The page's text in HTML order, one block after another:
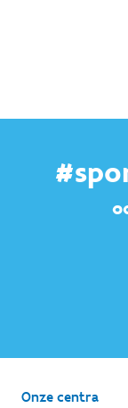
Onze centra